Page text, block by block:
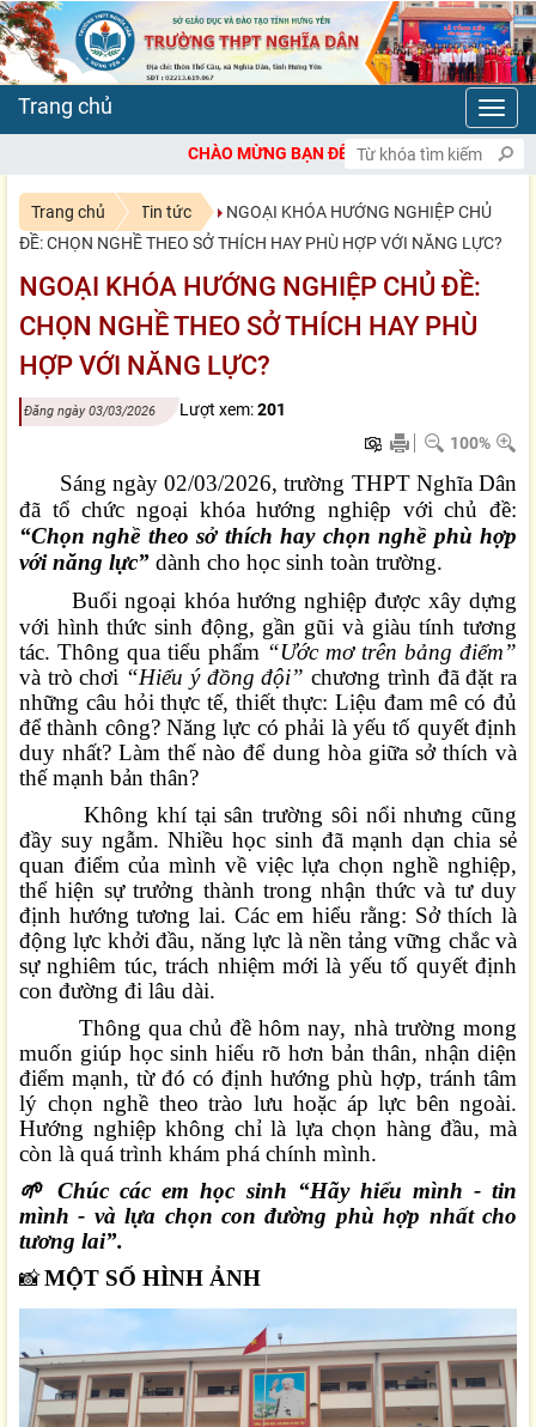
CHÀO MỪNG BẠN ĐẾN VỚI CỔNG THÔNG TIN ĐIỆN TỬ
Trang chủ Tin tức
NGOẠI KHÓA HƯỚNG NGHIỆP CHỦ
ĐỀ: CHỌN NGHỀ THEO SỞ THÍCH HAY PHÙ HỢP VỚI NĂNG LỰC?
NGOẠI KHÓA HƯỚNG NGHIỆP CHỦ ĐỀ:
CHỌN NGHỀ THEO SỞ THÍCH HAY PHÙ
HỢP VỚI NĂNG LỰC?
Đăng ngày 03/03/2026 Lượt xem:201
100%
Sáng ngày 02/03/2026, trường THPT Nghĩa Dân
đã tổ chức ngoại khóa hướng nghiệp với chủ đề:
“Chọn nghề theo sở thích hay chọn nghề phù hợp
với năng lực” dành cho học sinh toàn trường.
Buổi ngoại khóa hướng nghiệp được xây dựng
với hình thức sinh động, gần gũi và giàu tính tương
tác. Thông qua tiểu phẩm “Ước mơ trên bảng điểm”
và trò chơi “Hiểu ý đồng đội”chương trình đã đặt ra
những câu hỏi thực tế, thiết thực: Liệu đam mê có đủ
để thành công? Năng lực có phải là yếu tố quyết định
duy nhất? Làm thế nào để dung hòa giữa sở thích và
thế mạnh bản thân?
Không khí tại sân trường sôi nổi nhưng cũng
đầy suy ngẫm. Nhiều học sinh đã mạnh dạn chia sẻ
quan điểm của mình về việc lựa chọn nghề nghiệp,
thể hiện sự trưởng thành trong nhận thức và tư duy
định hướng tương lai. Các em hiểu rằng: Sở thích là
động lực khởi đầu, năng lực là nền tảng vững chắc và
sự nghiêm túc, trách nhiệm mới là yếu tố quyết định
con đường đi lâu dài.
Thông qua chủ đề hôm nay, nhà trường mong
muốn giúp học sinh hiểu rõ hơn bản thân, nhận diện
điểm mạnh, từ đó có định hướng phù hợp, tránh tâm
lý chọn nghề theo trào lưu hoặc áp lực bên ngoài.
Hướng nghiệp không chỉ là lựa chọn hàng đầu, mà
còn là quá trình khám phá chính mình.
🌱 Chúc các em học sinh “Hãy hiểu mình - tin
mình - và lựa chọn con đường phù hợp nhất cho
tương lai”.
📸 MỘT SỐ HÌNH ẢNH